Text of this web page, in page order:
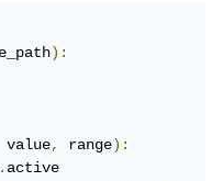
):
value, range):
.active